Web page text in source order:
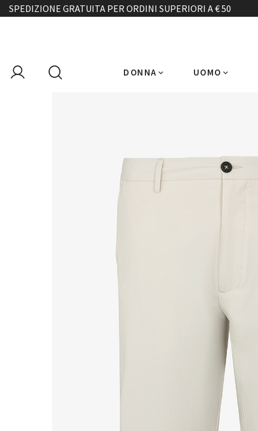
SPEDIZIONE GRATUITA PER ORDINI SUPERIORI A € 50
DONNA UOMO